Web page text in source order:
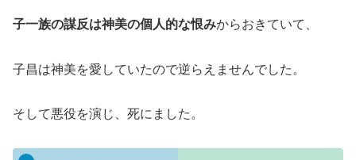
子一族の謀反は神美の個人的な恨みからおきていて、
子昌は神美を愛していたので逆らえませんでした。
そして悪役を演じ、死にました。